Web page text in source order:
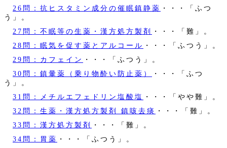
26問：抗ヒスタミン成分の催眠鎮静薬 ・・・「ふつ
う」。
27問：不眠等の生薬・漢方処方製剤
・・・「難」。
28問：眠気を促す薬とアルコール ・・・「ふつう」。
29問：カフェイン
・・・「ふつう」。
30問：鎮暈薬（乗り物酔い防止薬）
・・・「ふつ
う」。
31問：メチルエフェドリン塩酸塩
・・・「やや難」。
32問：生薬・漢方処方製剤 鎮咳去痰
・・・「難」。
33問：漢方処方製剤
・・・「難」。
34問：胃薬 ・・・「ふつう」。